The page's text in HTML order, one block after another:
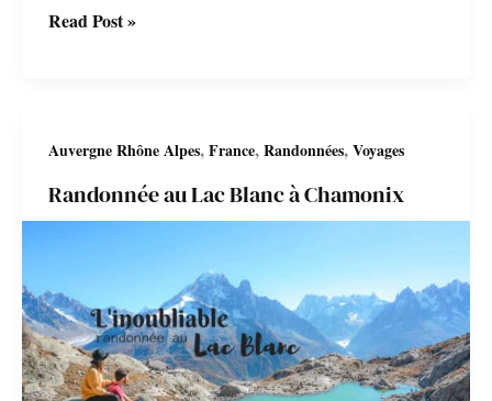
Les
trailrunning
éco-
Read Post »
Auvergne Rhône Alpes,France,Randonnées,Voyages
Randonnée au Lac Blanc à Chamonix